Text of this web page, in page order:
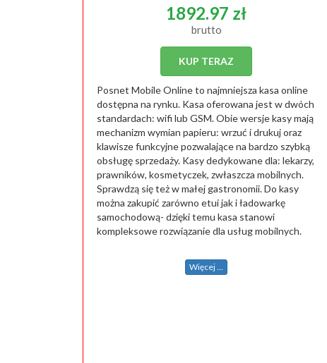
1892.97 zł
brutto
KUP TERAZ
Posnet Mobile Online to najmniejsza kasa online
dostępna na rynku. Kasa oferowana jest w dwóch
standardach: wifi lub GSM. Obie wersje kasy mają
mechanizm wymian papieru: wrzuć i drukuj oraz
klawisze funkcyjne pozwalające na bardzo szybką
obsługę sprzedaży. Kasy dedykowane dla: lekarzy,
prawników, kosmetyczek, zwłaszcza mobilnych.
Sprawdzą się też w małej gastronomii. Do kasy
można zakupić zarówno etui jak i ładowarkę
samochodową- dzięki temu kasa stanowi
kompleksowe rozwiązanie dla usług mobilnych.
Więcej ...